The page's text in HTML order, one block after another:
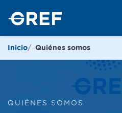
Inicio Quiénes somos
QUIÉNES SOMOS